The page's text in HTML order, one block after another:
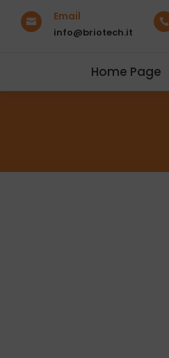
 Email
info@briotech.it

Home Page